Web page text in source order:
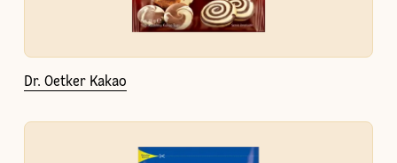
Dr. Oetker Kakao